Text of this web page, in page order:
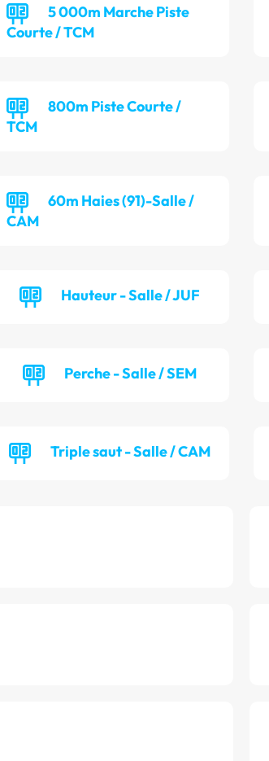
5 000m Marche Piste
Courte / TCM
800m Piste Courte /
TCM
60m Haies (91)-Salle /
CAM
Hauteur - Salle / JUF
Perche - Salle / SEM
Triple saut - Salle / CAM